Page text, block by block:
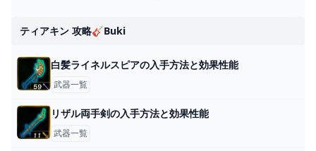
ティアキン 攻略🎸buki
白髪ライネルスピアの入手方法と効果性能
武器一覧
リザル両手剣の入手方法と効果性能
武器一覧